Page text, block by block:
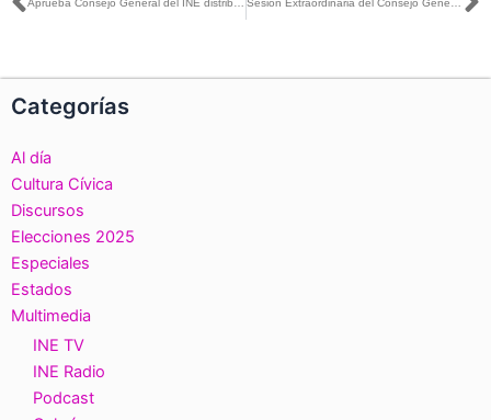
Ant
Categorías
Al día
Cultura Cívica
Discursos
Elecciones 2025
Especiales
Estados
Multimedia
INE TV
INE Radio
Podcast